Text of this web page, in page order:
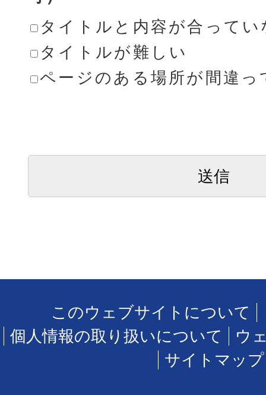
タイトルと内容が合ってい
タイトルが難しい
ページのある場所が間違っ
このウェブサイトについて
個人情報の取り扱いについて
ウ
サイトマップ